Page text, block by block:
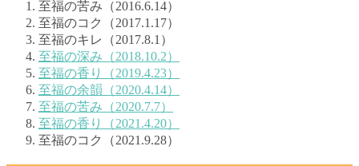
至福の苦み（2016.6.14）
至福のコク（2017.1.17）
至福のキレ（2017.8.1）
至福の深み（2018.10.2）
至福の香り（2019.4.23）
至福の余韻（2020.4.14）
至福の苦み（2020.7.7）
至福の香り（2021.4.20）
至福のコク（2021.9.28）